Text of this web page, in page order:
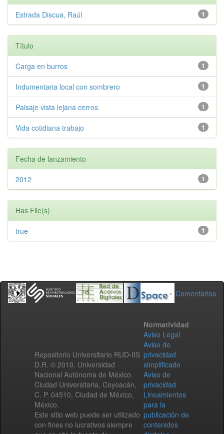
1
Estrada Discua, Raúl
Título
1
Carga en burros
1
Indumentaria local con sombrero
1
Paisaje vista lejana cerros
1
Vida cotidiana trabajo
Fecha de lanzamiento
1
2012
Has File(s)
1
true
Comentarios
Repositorio Universitario RUD-IIS
D.R. © 2010. Universidad
Nacional Autónoma de México.
Ciudad Universitaria, Coyoacán,
C. P. 04510, Ciudad de México,
México.
Este sitio web puede ser utilizado
con fines no lucrativos siempre
Normatividad
Aviso Legal
Aviso de
privacidad
simplificado
Aviso de
privacidad
Lineamientos
para la
publicación de
contenidos